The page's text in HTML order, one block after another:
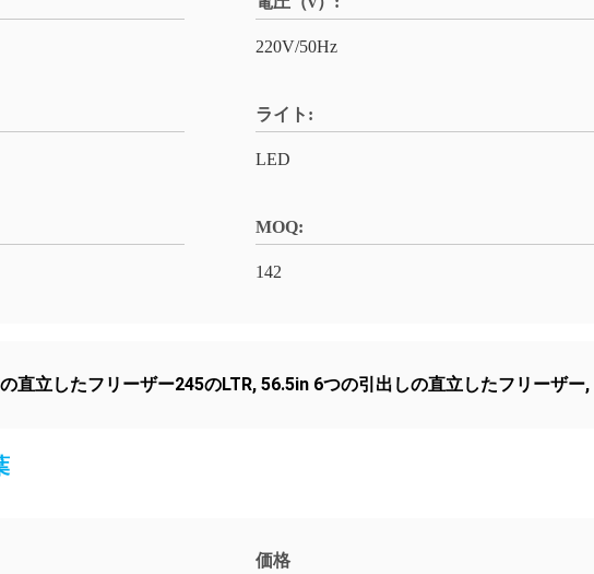
220V/50Hz
ライト:
LED
MOQ:
142
直立したフリーザー245のLTR, 56.5in 6つの引出しの直立したフリーザー,
価格